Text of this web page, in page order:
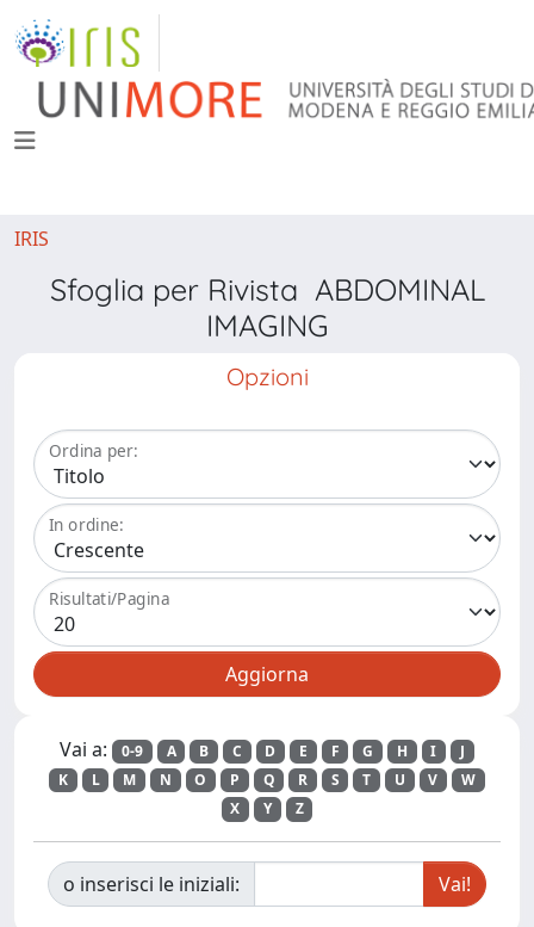
IRIS
Sfoglia per Rivista ABDOMINAL
IMAGING
Opzioni
Ordina per:
In ordine:
Risultati/Pagina
Vai a: 0-9 A B C D E F G H I
J
K
L M N O P Q R S T U V
W
X
Y Z
o inserisci le iniziali: